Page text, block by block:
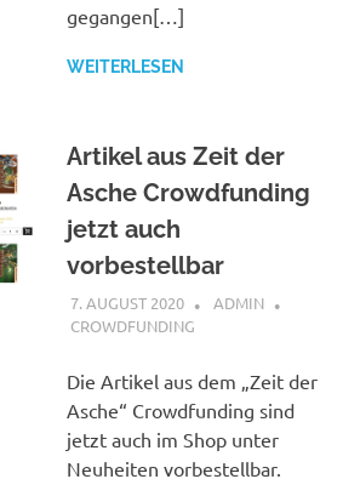
gegangen[…]
WEITERLESEN
Artikel aus Zeit der
Asche Crowdfunding
jetzt auch
vorbestellbar
7. AUGUST 2020
ADMIN
CROWDFUNDING
Die Artikel aus dem „Zeit der
Asche“ Crowdfunding sind
jetzt auch im Shop unter
Neuheiten vorbestellbar.